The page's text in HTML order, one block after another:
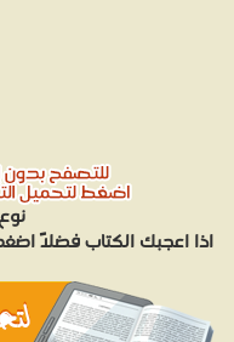
اذا اعجبك الكتاب فضلاً